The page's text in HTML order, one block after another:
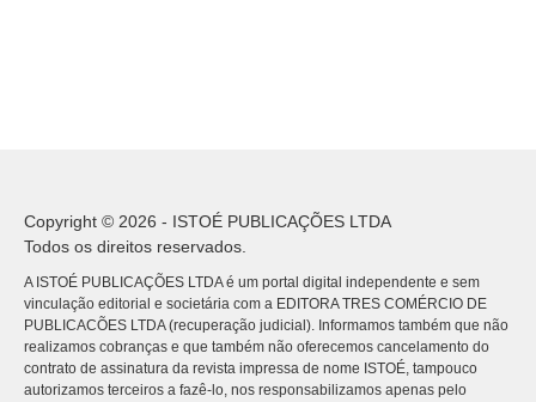
Copyright © 2026 - ISTOÉ PUBLICAÇÕES LTDA
Todos os direitos reservados.
A ISTOÉ PUBLICAÇÕES LTDA é um portal digital independente e sem
vinculação editorial e societária com a EDITORA TRES COMÉRCIO DE
PUBLICACÕES LTDA (recuperação judicial). Informamos também que não
realizamos cobranças e que também não oferecemos cancelamento do
contrato de assinatura da revista impressa de nome ISTOÉ, tampouco
autorizamos terceiros a fazê-lo, nos responsabilizamos apenas pelo